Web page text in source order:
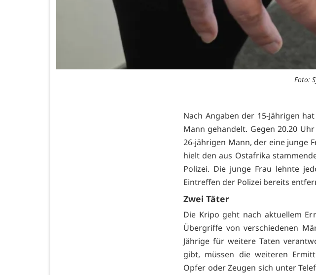
Foto:
Nach Angaben der 15-Jährigen
Mann gehandelt. Gegen 20.20
26-jährigen Mann, der eine junge
hielt den aus Ostafrika
Polizei. Die junge Frau lehnte
Eintreffen der Polizei bereits
Zwei Täter
Die Kripo geht nach aktuellem
Übergriffe von verschiedenen
Jährige für weitere Taten
gibt, müssen die weiteren
Opfer oder Zeugen sich unter